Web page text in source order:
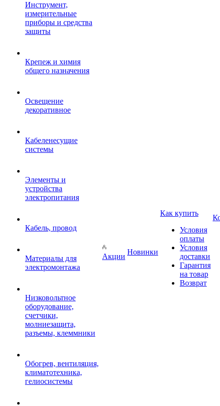
Инструмент,
измерительные
приборы и средства
защиты
Крепеж и химия
общего назначения
Освещение
декоративное
Кабеленесущие
системы
Элементы и
устройства
электропитания
Кабель, провод
Материалы для
электромонтажа
Низковольтное
оборудование,
счетчики,
молниезащита,
разъемы, клеммники
Обогрев, вентиляция,
климатотехника,
гелиосистемы
Акции
Новинки
Как купить
Условия
оплаты
Условия
доставки
Гарантия
на товар
Возврат